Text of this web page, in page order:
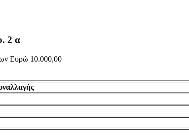
2 α
Ευρώ 10.000,00